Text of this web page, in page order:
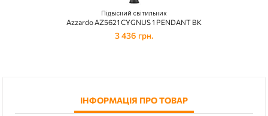
Підвісний світильник
Azzardo AZ5621 CYGNUS 1 PENDANT BK
3 436 грн.
ІНФОРМАЦІЯ ПРО ТОВАР